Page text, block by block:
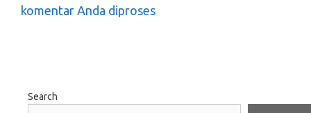
komentar Anda diproses
Search